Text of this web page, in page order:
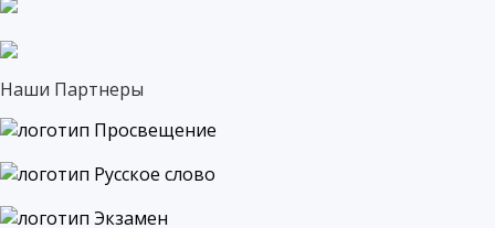
Наши Партнеры